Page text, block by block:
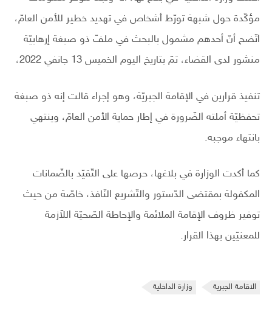
مؤكّدة حول شبهة تورّط أشخاص في تهديد خطير للأمن العامّ،
اتّضح أنّ أحدهم مشمول بالبحث في ملفّ ذو صبغة إرهابيّة
منشور لدى القضاء، تمّ بتاريخ اليوم الخميس 13 جانفي 2022،
تنفيذ قرارين في الإقامة الجبريّة، وهو إجراء قالت إنه ذو صبغة
تحفظيّة أملته الضّرورة في إطار حماية الأمن العامّ، وينتهي
بانتهاء موجبه.
كما أكدت الوزارة في بلاغها، حرصها على التّقيّد بالضّمانات
المكفولة بمقتضى الدّستور والتّشريع النّافذ، خاصّة من حيث
توفير ظروف الإقامة الملائمة والإحاطة الصّحيّة اللاّزمة
للمعنيّين بهذا القرار.
الاقامة الجبرية وزارة الداخلية